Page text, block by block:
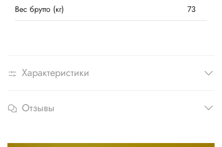
Вес брутто (кг)
73
Характеристики
Отзывы